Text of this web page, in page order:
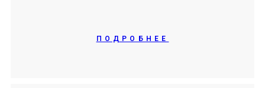
ПОДРОБНЕЕ